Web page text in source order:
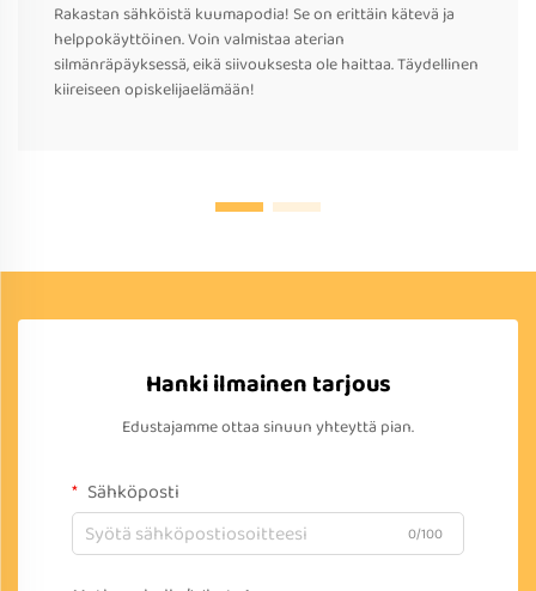
Rakastan sähköistä kuumapodia! Se on erittäin kätevä ja
helppokäyttöinen. Voin valmistaa aterian
silmänräpäyksessä, eikä siivouksesta ole haittaa. Täydellinen
kiireiseen opiskelijaelämään!
Hanki ilmainen tarjous
Edustajamme ottaa sinuun yhteyttä pian.
Sähköposti
0/100